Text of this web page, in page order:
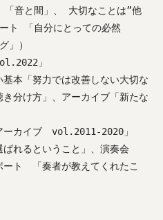
「音と間」、 大切なことは”他
ト 「自分にとっての必然
」）
」
基本「努力では改善しない大切な
分け方」、アーカイブ「新たな
ーカイブ vol.2011-2020」
ばれるということ」、演奏会
ート 「奏者が教えてくれたこ